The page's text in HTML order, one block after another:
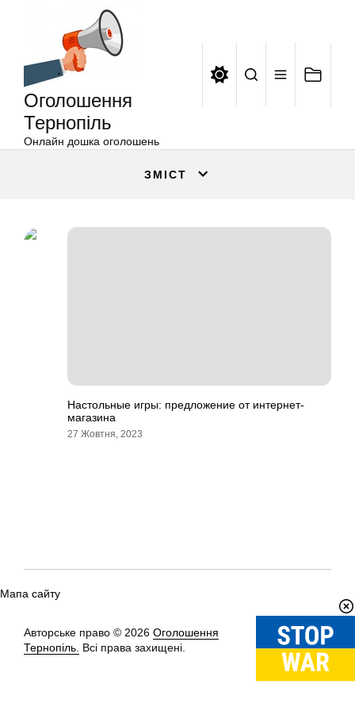
Оголошення
Тернопіль
Онлайн дошка оголошень
ЗМІСТ
Настольные игры: предложение от интернет-
магазина
27 Жовтня, 2023
Мапа сайту
Авторське право © 2026 Оголошення
Тернопіль. Всі права захищені.
Вгору↑